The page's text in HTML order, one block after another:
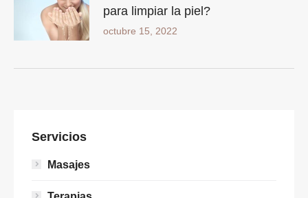
para limpiar la piel?
octubre 15, 2022
Servicios
Masajes